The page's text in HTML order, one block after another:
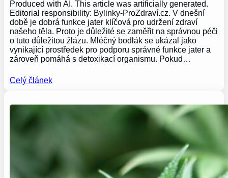
Produced with AI. This article was artificially generated.
Editorial responsibility: Bylinky-ProZdraví.cz. V dnešní
době je dobrá funkce jater klíčová pro udržení zdraví
našeho těla. Proto je důležité se zaměřit na správnou péči
o tuto důležitou žlázu. Mléčný bodlák se ukázal jako
vynikající prostředek pro podporu správné funkce jater a
zároveň pomáhá s detoxikací organismu. Pokud…
Celý článek